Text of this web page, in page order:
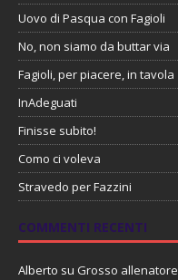
Uovo di Pasqua con Fagioli
No, non siamo da buttar via
Fagioli, per piacere, in tavola
InAdeguati
Finisse subito!
Como ci voleva
Stravedo per Fazzini
COMMENTI RECENTI
Alberto su Grosso allenatore